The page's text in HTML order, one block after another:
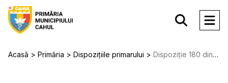
Acasă Primăria Dispozițiile primarului Dispoziție 180 din 12.04.2022. Despre modificarea dispoziţiei primarului municipiului Cahul nr.73 din 23.02.2022. „Cu privire la organizarea acţiunilor de comemorare a compatrioţilor căzuţi în războiul de pe Nistru”